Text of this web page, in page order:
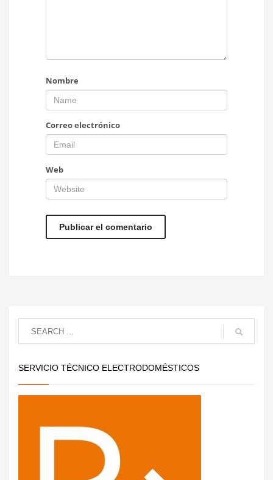
Nombre
Correo electrónico
Web
SERVICIO TÉCNICO ELECTRODOMÉSTICOS